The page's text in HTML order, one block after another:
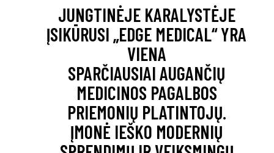
JUNGTINĖJE KARALYSTĖJE
ĮSIKŪRUSI „EDGE MEDICAL“ YRA
VIENA
SPARČIAUSIAI AUGANČIŲ
MEDICINOS PAGALBOS
PRIEMONIŲ PLATINTOJŲ.
ĮMONĖ IEŠKO MODERNIŲ